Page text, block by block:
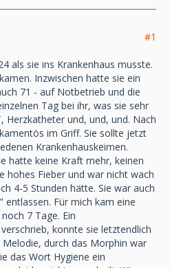
#1
als sie ins Krankenhaus musste.
Inzwischen hatte sie ein
71 - auf Notbetrieb und die
Tag bei ihr, was sie sehr
Herzkatheter und, und, und. Nach
im Griff. Sie sollte jetzt
Krankenhauskeimen.
hatte keine Kraft mehr, keinen
hohes Fieber und war nicht wach
4-5 Stunden hätte. Sie war auch
Für mich kam eine
7 Tage. Ein
konnte sie letztendlich
durch das Morphin war
das Wort Hygiene ein